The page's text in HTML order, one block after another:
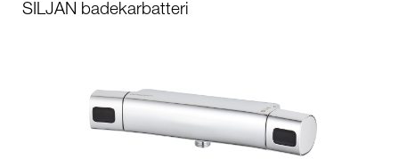
SILJAN badekarbatteri